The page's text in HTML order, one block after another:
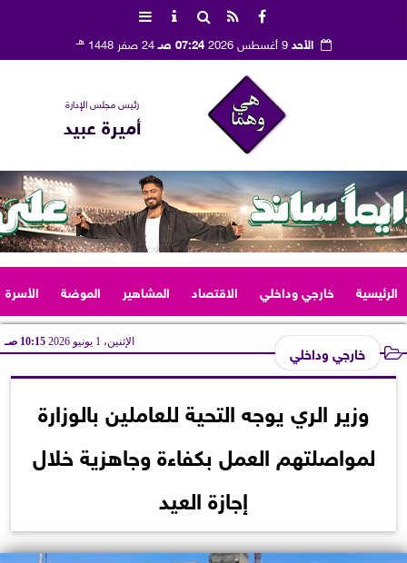
الأحد9 أغسطس 2026 07:24 صـ 24 صفر 1448 هـ
رئيس مجلس الإدارة
أميرة عبيد
الرئيسية خارجي وداخلي الاقتصاد المشاهير الموضة الأسرة
خارجي وداخلي الإثنين، 1 يونيو 2026 10:15 صـ
وزير الري يوجه التحية للعاملين بالوزارة
لمواصلتهم العمل بكفاءة وجاهزية خلال
إجازة العيد